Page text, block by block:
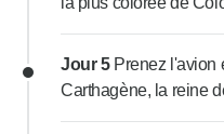
Jour 5 Prenez l'avion
Carthagène, la reine